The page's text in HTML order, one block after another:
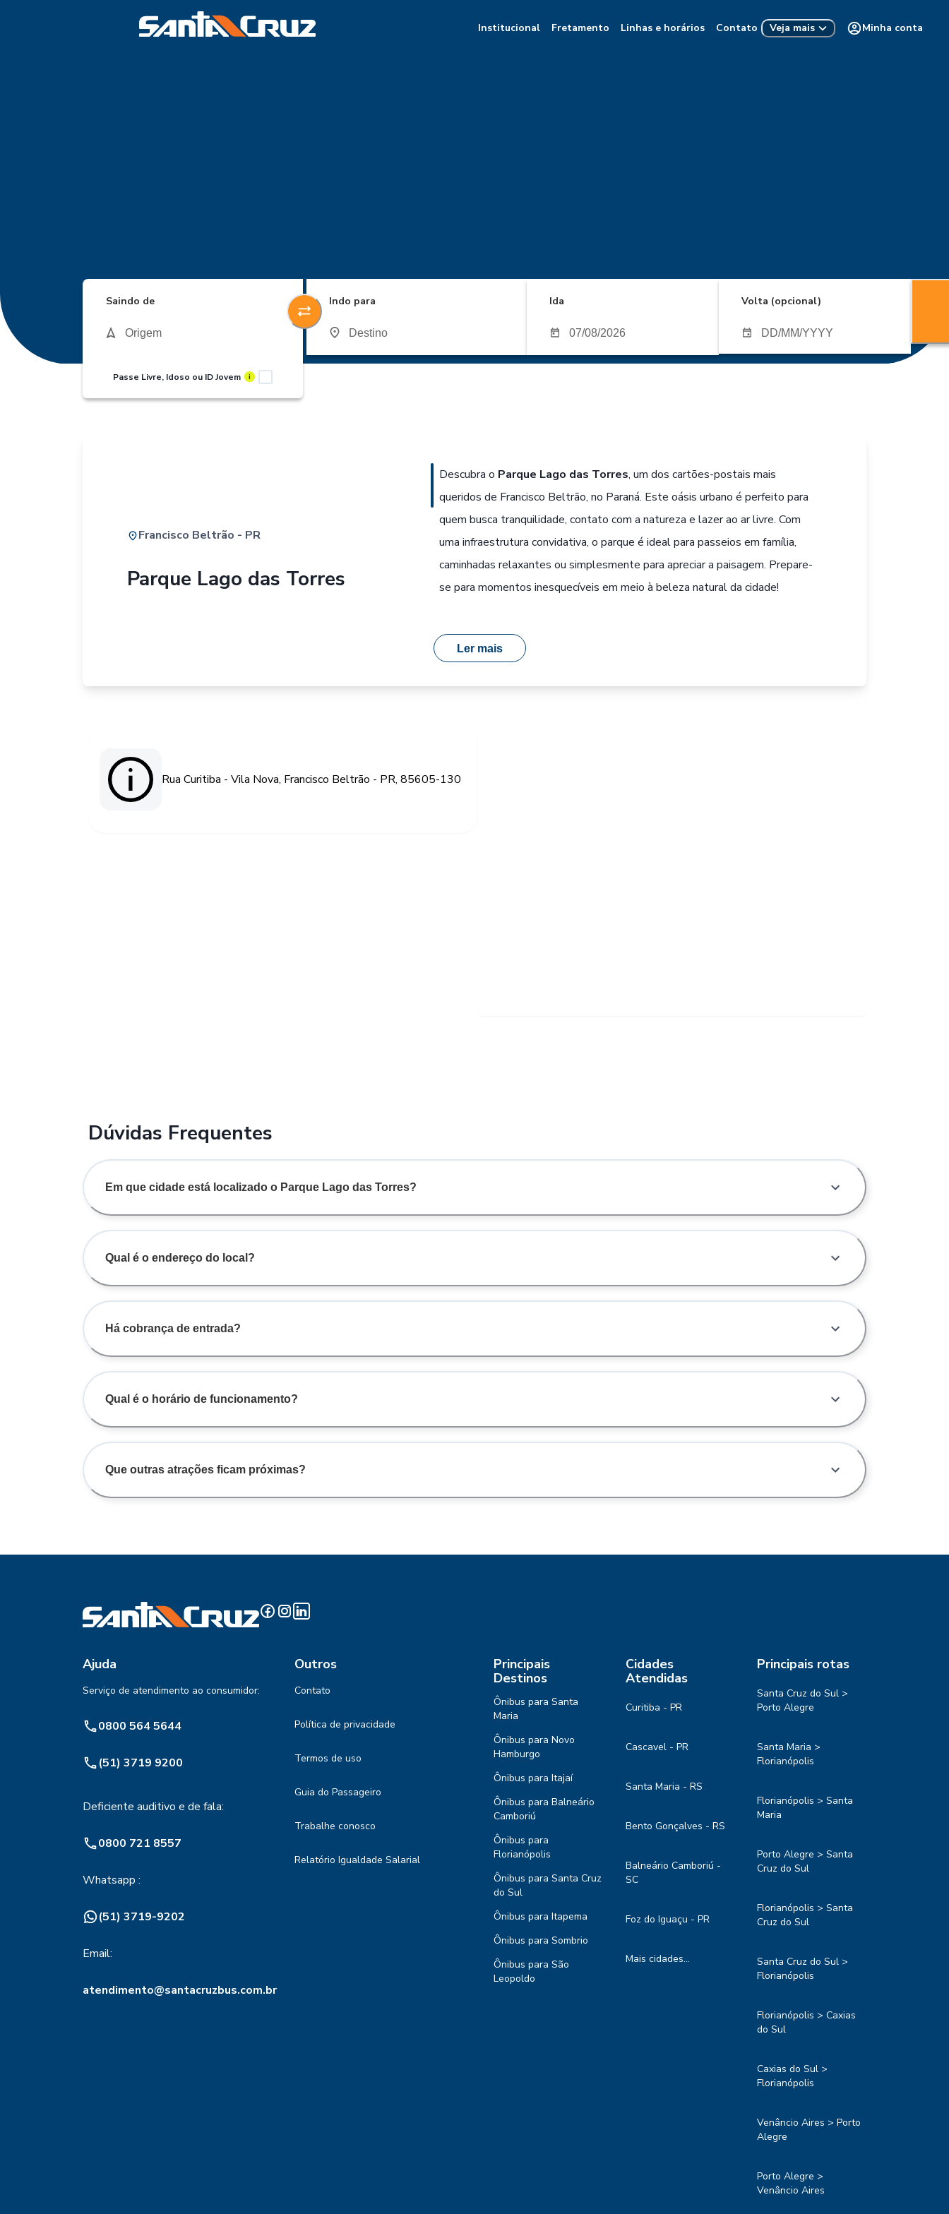
Institucional Fretamento Linhas e horários Contato Veja mais Minha conta
Saindo de
Passe Livre, Idoso ou ID Jovem i
Indo para Ida Volta (opcional)
Francisco Beltrão - PR
Parque Lago das Torres
Descubra o Parque Lago das Torres, um dos cartões-postais mais
queridos de Francisco Beltrão, no Paraná. Este oásis urbano é perfeito para
quem busca tranquilidade, contato com a natureza e lazer ao ar livre. Com
uma infraestrutura convidativa, o parque é ideal para passeios em família,
caminhadas relaxantes ou simplesmente para apreciar a paisagem. Prepare-
se para momentos inesquecíveis em meio à beleza natural da cidade!
Ler mais
Rua Curitiba - Vila Nova, Francisco Beltrão - PR, 85605-130
Dúvidas Frequentes
Em que cidade está localizado o Parque Lago das Torres?
Qual é o endereço do local?
Há cobrança de entrada?
Qual é o horário de funcionamento?
Que outras atrações ficam próximas?
Ajuda
Serviço de atendimento ao consumidor:
0800 564 5644
(51) 3719 9200
Deficiente auditivo e de fala:
0800 721 8557
Whatsapp :
(51) 3719-9202
Email:
atendimento@santacruzbus.com.br
Outros
Contato
Política de privacidade
Termos de uso
Guia do Passageiro
Trabalhe conosco
Relatório Igualdade Salarial
Principais
Destinos
Ônibus para Santa
Maria
Ônibus para Novo
Hamburgo
Ônibus para Itajaí
Ônibus para Balneário
Camboriú
Ônibus para
Florianópolis
Ônibus para Santa Cruz
do Sul
Ônibus para Itapema
Ônibus para Sombrio
Ônibus para São
Leopoldo
Cidades
Atendidas
Curitiba - PR
Cascavel - PR
Santa Maria - RS
Bento Gonçalves - RS
Balneário Camboriú -
SC
Foz do Iguaçu - PR
Mais cidades...
Principais rotas
Santa Cruz do Sul >
Porto Alegre
Santa Maria >
Florianópolis
Florianópolis > Santa
Maria
Porto Alegre > Santa
Cruz do Sul
Florianópolis > Santa
Cruz do Sul
Santa Cruz do Sul >
Florianópolis
Florianópolis > Caxias
do Sul
Caxias do Sul >
Florianópolis
Venâncio Aires > Porto
Alegre
Porto Alegre >
Venâncio Aires